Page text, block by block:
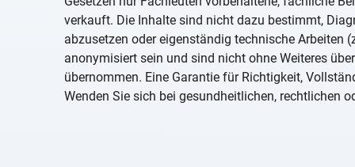
verkauft. Die Inhalte sind nicht dazu bestimmt,
abzusetzen oder eigenständig technische Arbeiten
anonymisiert sein und sind nicht ohne Weiteres
übernommen. Eine Garantie für Richtigkeit,
Wenden Sie sich bei gesundheitlichen, rechtlichen